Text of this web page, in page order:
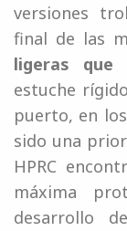
versiones
final de las
ligeras que
estuche
puerto, en
sido una
HPRC
máxima
desarrollo